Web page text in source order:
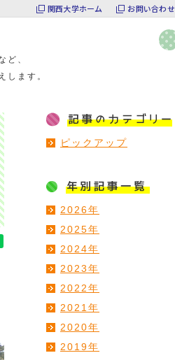
関西大学ホーム お問い合わせ
ど、
します。
ピックアップ
2026年
2025年
2024年
2023年
2022年
2021年
2020年
2019年